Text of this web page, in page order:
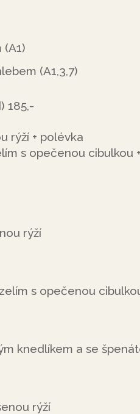
(A1,3,7)
185,-
rýží + polévka
s opečenou cibulkou
rýží
s opečenou
knedlíkem a se
rýží